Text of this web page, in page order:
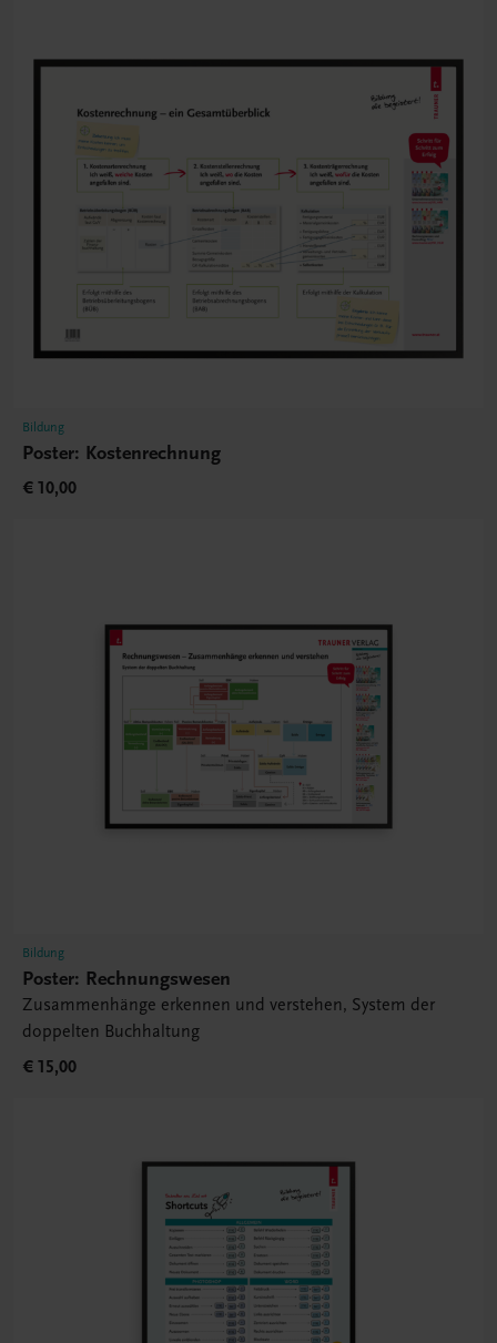
Bildung
Poster: Kostenrechnung
€ 10,00
Bildung
Poster: Rechnungswesen
Zusammenhänge erkennen und verstehen, System der
doppelten Buchhaltung
€ 15,00